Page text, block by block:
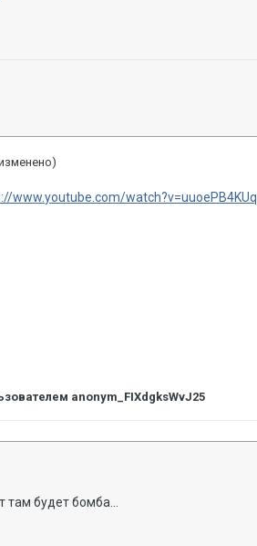
www.youtube.com/watch?v=uuoePB4KUqI
anonym_FIXdgksWvJ25
будет бомба...